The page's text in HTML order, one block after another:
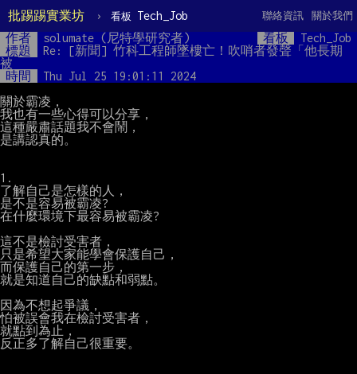
批踢踢實業坊 › 看板 Tech_Job 關於我們
聯絡資訊
作者 solumate (尼特學研究者) 看板
Tech_Job
標題
Re: [新聞] 竹科工程師墜樓亡！吹哨者發聲「他長期
被
時間
Thu Jul 25 19:01:11 2024
關於霸凌，
我也有一些心得可以分享，
這種嚴肅話題我不會鬧，
是講認真的。
1.
了解自己是怎樣的人，
是不是容易被霸凌?
在什麼環境下最容易被霸凌?
這不是檢討受害者，
只是希望大家能學會保護自己，
而保護自己的第一步，
就是知道自己的缺點和弱點。
因為不想起爭議，
怕被誤會我在檢討受害者，
就點到為止，
反正多了解自己很重要。